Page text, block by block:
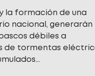
la formación de una
nacional, generarán
débiles a
de tormentas